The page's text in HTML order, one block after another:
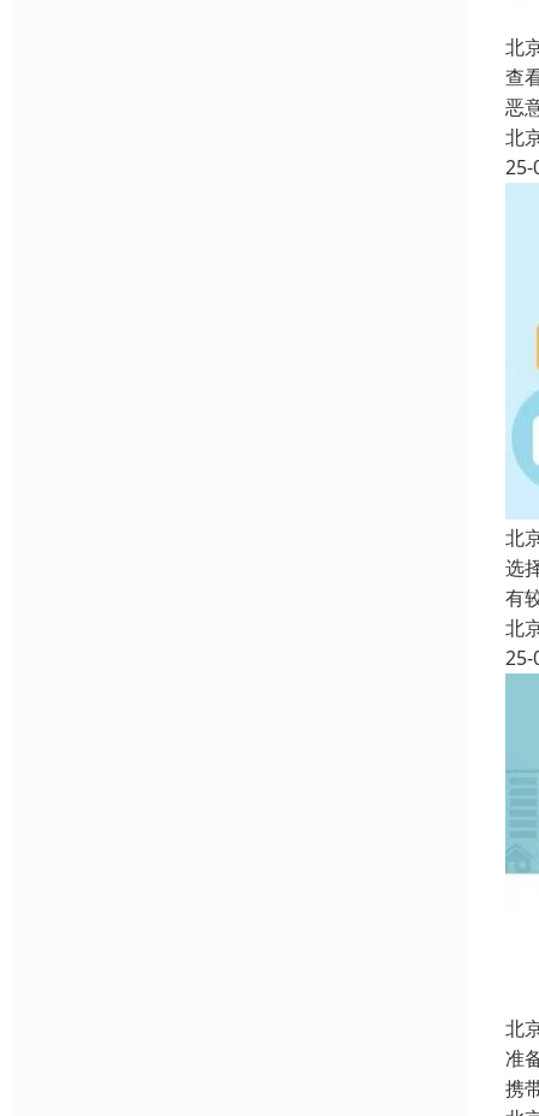
北
查
恶
北
25-
北
选
有
北
25-
北
准
携